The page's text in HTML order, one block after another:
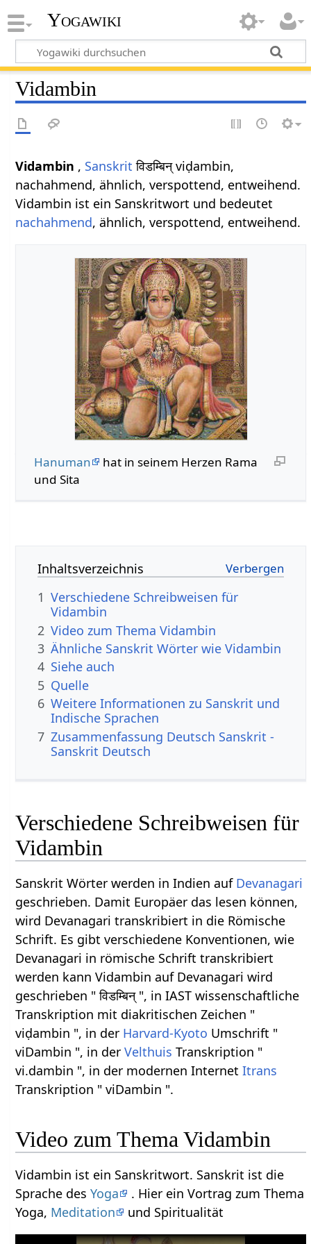
Yogawiki
Vidambin
Vidambin , Sanskrit विडम्बिन् viḍambin,
nachahmend, ähnlich, verspottend, entweihend.
Vidambin ist ein Sanskritwort und bedeutet
nachahmend, ähnlich, verspottend, entweihend.
Hanuman
hat in seinem Herzen Rama
und Sita
Inhaltsverzeichnis
1 Verschiedene Schreibweisen für
Vidambin
2 Video zum Thema Vidambin
3 Ähnliche Sanskrit Wörter wie Vidambin
4 Siehe auch
5 Quelle
6 Weitere Informationen zu Sanskrit und
Indische Sprachen
7 Zusammenfassung Deutsch Sanskrit -
Sanskrit Deutsch
Verschiedene Schreibweisen für
Vidambin
Sanskrit Wörter werden in Indien auf Devanagari
geschrieben. Damit Europäer das lesen können,
wird Devanagari transkribiert in die Römische
Schrift. Es gibt verschiedene Konventionen, wie
Devanagari in römische Schrift transkribiert
werden kann Vidambin auf Devanagari wird
geschrieben " विडम्बिन् ", in IAST wissenschaftliche
Transkription mit diakritischen Zeichen "
viḍambin ", in der Harvard-Kyoto Umschrift "
viDambin ", in derVelthuis Transkription "
vi.dambin ", in der modernen InternetItrans
Transkription " viDambin ".
Video zum Thema Vidambin
Vidambin ist ein Sanskritwort. Sanskrit ist die
Sprache desYoga
. Hier ein Vortrag zum Thema
Yoga, Meditation und Spiritualität